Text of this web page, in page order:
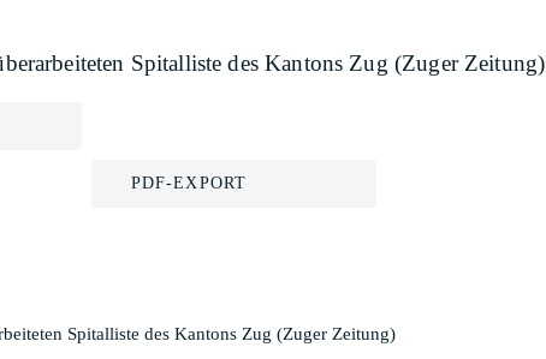
Spitalliste des Kantons Zug (Zuger Zeitung)
PDF-EXPORT
Spitalliste des Kantons Zug (Zuger Zeitung)